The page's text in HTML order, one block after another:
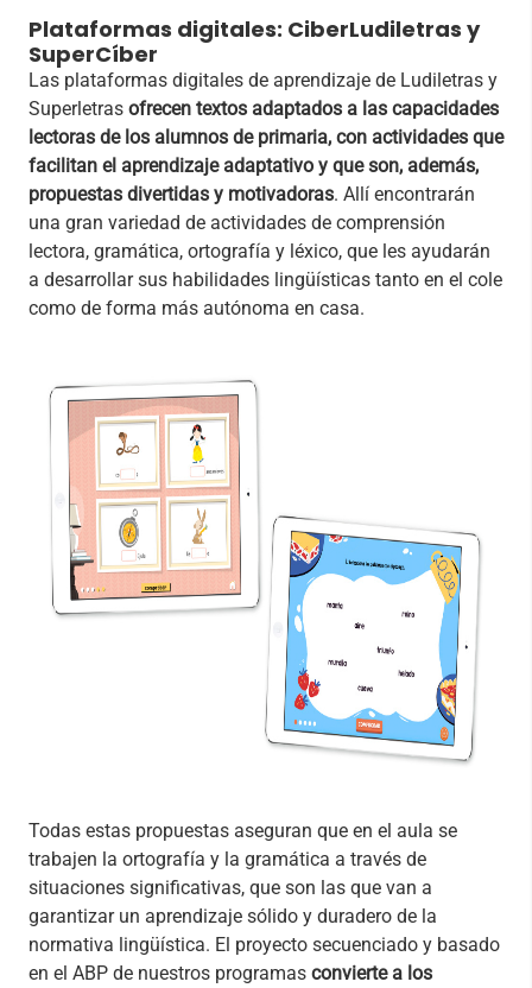
Plataformas digitales: CiberLudiletras y
SuperCíber
Las plataformas digitales de aprendizaje de Ludiletras y
Superletras ofrecen textos adaptados a las capacidades
lectoras de los alumnos de primaria, con actividades que
facilitan el aprendizaje adaptativo y que son, además,
propuestas divertidas y motivadoras. Allí encontrarán
una gran variedad de actividades de comprensión
lectora, gramática, ortografía y léxico, que les ayudarán
a desarrollar sus habilidades lingüísticas tanto en el cole
como de forma más autónoma en casa.
Todas estas propuestas aseguran que en el aula se
trabajen la ortografía y la gramática a través de
situaciones significativas, que son las que van a
garantizar un aprendizaje sólido y duradero de la
normativa lingüística. El proyecto secuenciado y basado
en el ABP de nuestros programas convierte a los